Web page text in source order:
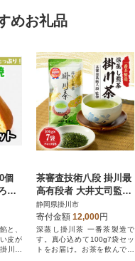
めお礼品
個
苦
ふ
し
と、
皮が
川茶
茶審査技術八段 掛川最
高有段者 大井丈司監修!
深蒸し掛川茶一番茶製
造!100g×7袋セット
静岡県掛川市
寄付金額 12,000円
深蒸し掛川茶 一番茶製造で
す。真心込めて100g7袋セッ
トをお届け。お茶を飲んでハ